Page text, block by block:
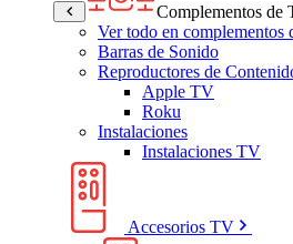
Complementos de
Ver todo en complementos
Barras de Sonido
Reproductores de
Apple TV
Roku
Instalaciones
Instalaciones TV
Accesorios TV